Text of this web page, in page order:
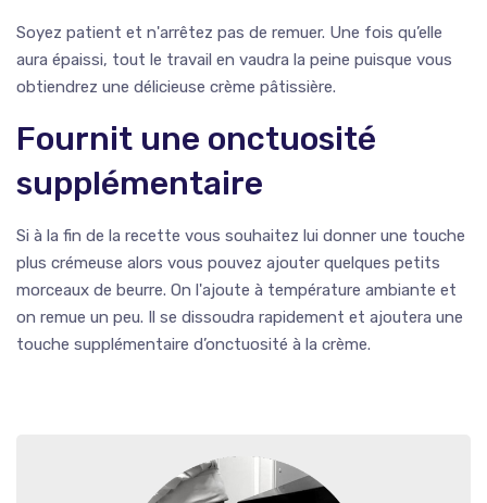
Soyez patient et n'arrêtez pas de remuer. Une fois qu’elle
aura épaissi, tout le travail en vaudra la peine puisque vous
obtiendrez une délicieuse crème pâtissière.
Fournit une onctuosité
supplémentaire
Si à la fin de la recette vous souhaitez lui donner une touche
plus crémeuse alors vous pouvez ajouter quelques petits
morceaux de beurre. On l'ajoute à température ambiante et
on remue un peu. Il se dissoudra rapidement et ajoutera une
touche supplémentaire d’onctuosité à la crème.